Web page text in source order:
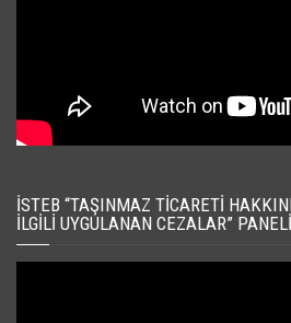
İSTEB “TAŞINMAZ TICARETI
İLGILI UYGULANAN CEZALAR”